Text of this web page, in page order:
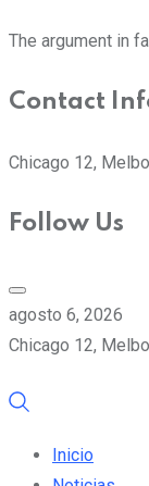
The argument in
Contact
Chicago 12,
Follow Us
agosto 6, 2026
Chicago 12,
Inicio